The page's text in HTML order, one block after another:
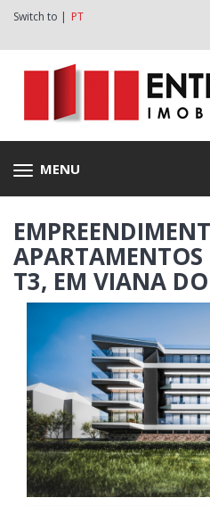
Switch to | PT
Toggle
navigation
MENU
T3, EM VIANA